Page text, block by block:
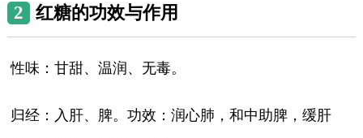
2 红糖的功效与作用
性味：甘甜、温润、无毒。
归经：入肝、脾。功效：润心肺，和中助脾，缓肝